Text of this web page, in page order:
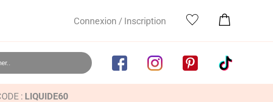
Connexion / Inscription
: LIQUIDE60